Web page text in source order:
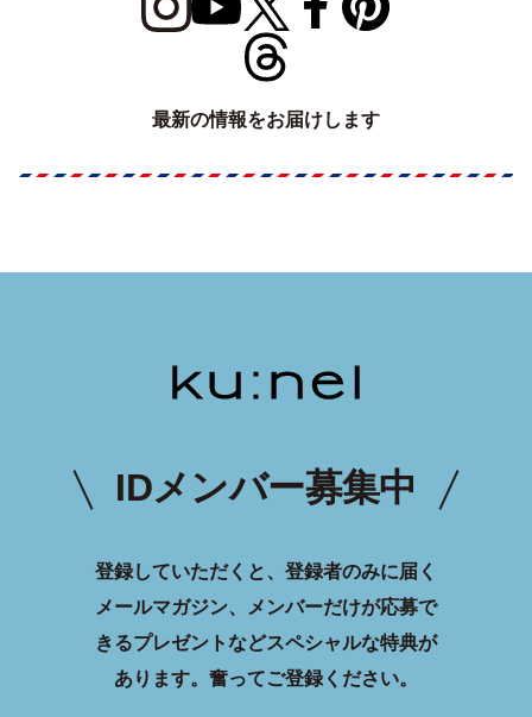
最新の情報をお届けします
IDメンバー募集中
登録していただくと、登録者のみに届く
メールマガジン、メンバーだけが応募で
きるプレゼントなどスペシャルな特典が
あります。 奮ってご登録ください。